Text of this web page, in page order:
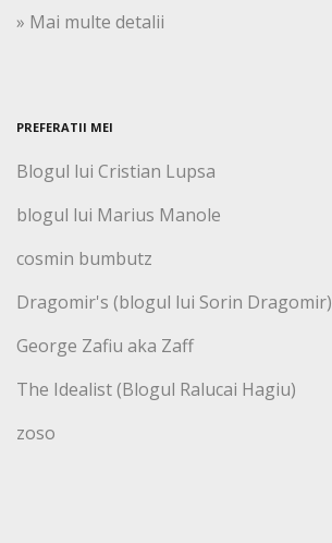
» Mai multe detalii
PREFERATII MEI
Blogul lui Cristian Lupsa
blogul lui Marius Manole
cosmin bumbutz
Dragomir's (blogul lui Sorin Dragomir)
George Zafiu aka Zaff
The Idealist (Blogul Ralucai Hagiu)
zoso